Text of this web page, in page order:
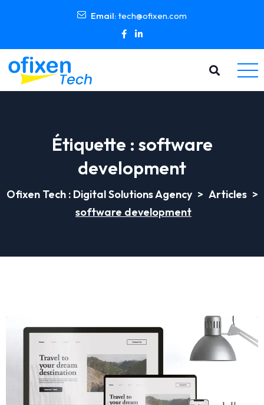
Email: tech@ofixen.com
Étiquette : software
development
Ofixen Tech : Digital Solutions Agency > Articles >
software development